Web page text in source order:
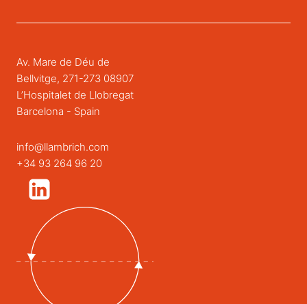
Av. Mare de Déu de
Bellvitge, 271-273 08907
L’Hospitalet de Llobregat
Barcelona - Spain
info@llambrich.com
+34 93 264 96 20